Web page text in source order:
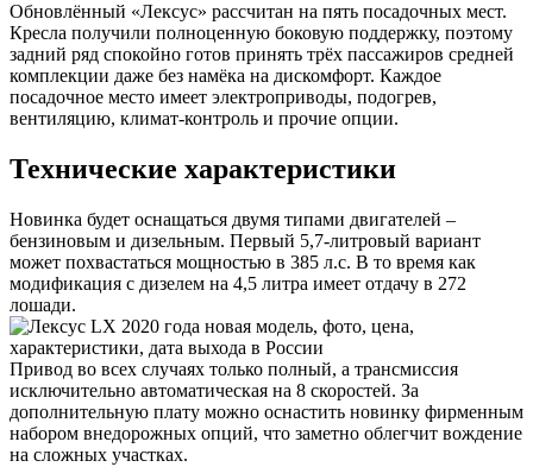
Обновлённый «Лексус» рассчитан на пять посадочных мест.
Кресла получили полноценную боковую поддержку, поэтому
задний ряд спокойно готов принять трёх пассажиров средней
комплекции даже без намёка на дискомфорт. Каждое
посадочное место имеет электроприводы, подогрев,
вентиляцию, климат-контроль и прочие опции.
Технические характеристики
Новинка будет оснащаться двумя типами двигателей –
бензиновым и дизельным. Первый 5,7-литровый вариант
может похвастаться мощностью в 385 л.с. В то время как
модификация с дизелем на 4,5 литра имеет отдачу в 272
лошади.
Привод во всех случаях только полный, а трансмиссия
исключительно автоматическая на 8 скоростей. За
дополнительную плату можно оснастить новинку фирменным
набором внедорожных опций, что заметно облегчит вождение
на сложных участках.